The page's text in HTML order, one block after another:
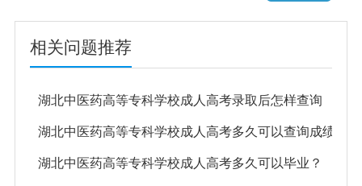
相关问题推荐
湖北中医药高等专科学校成人高考录取后怎样查询
湖北中医药高等专科学校成人高考多久可以查询成绩
湖北中医药高等专科学校成人高考多久可以毕业？